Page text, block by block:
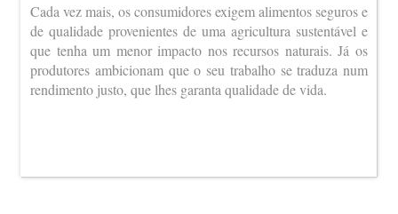
Cada vez mais, os consumidores exigem alimentos seguros e
de qualidade provenientes de uma agricultura sustentável e
que tenha um menor impacto nos recursos naturais. Já os
produtores ambicionam que o seu trabalho se traduza num
rendimento justo, que lhes garanta qualidade de vida.